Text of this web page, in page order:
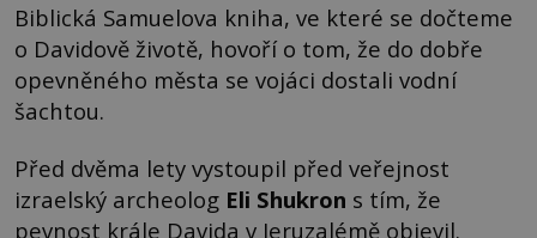
Biblická Samuelova kniha, ve které se dočteme
o Davidově životě, hovoří o tom, že do dobře
opevněného města se vojáci dostali vodní
šachtou.
Před dvěma lety vystoupil před veřejnost
izraelský archeolog Eli Shukron s tím, že
pevnost krále Davida v Jeruzalémě objevil.